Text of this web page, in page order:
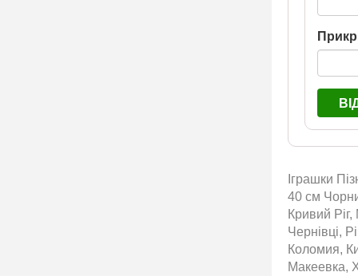
Іграшки
40 см
Кривий
Чернівці,
Коломия,
Макеевка,